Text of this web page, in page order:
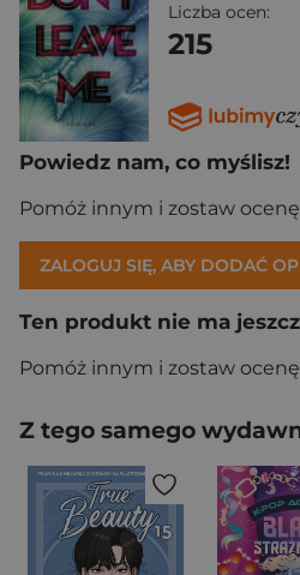
Liczba ocen:
215
Powiedz nam, co myślisz!
Pomóż innym i zostaw
ZALOGUJ SIĘ, ABY DODAĆ
Ten produkt nie ma
Pomóż innym i zostaw
Z tego samego